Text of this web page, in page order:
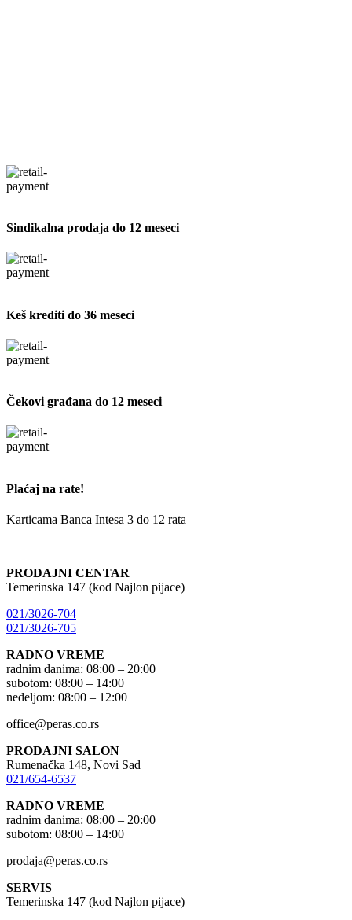
Sindikalna prodaja do 12 meseci
Keš krediti do 36 meseci
Čekovi građana do 12 meseci
Plaćaj na rate!
Karticama Banca Intesa 3 do 12 rata
PRODAJNI CENTAR
Temerinska 147 (kod Najlon pijace)
021/3026-704
021/3026-705
RADNO VREME
radnim danima: 08:00 – 20:00
subotom: 08:00 – 14:00
nedeljom: 08:00 – 12:00
office@peras.co.rs
PRODAJNI SALON
Rumenačka 148, Novi Sad
021/654-6537
RADNO VREME
radnim danima: 08:00 – 20:00
subotom: 08:00 – 14:00
prodaja@peras.co.rs
SERVIS
Temerinska 147 (kod Najlon pijace)